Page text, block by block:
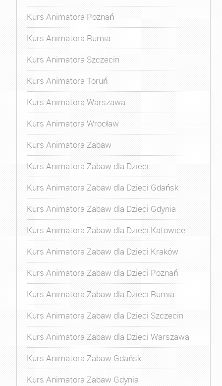
Kurs Animatora Poznań
Kurs Animatora Rumia
Kurs Animatora Szczecin
Kurs Animatora Toruń
Kurs Animatora Warszawa
Kurs Animatora Wrocław
Kurs Animatora Zabaw
Kurs Animatora Zabaw dla Dzieci
Kurs Animatora Zabaw dla Dzieci Gdańsk
Kurs Animatora Zabaw dla Dzieci Gdynia
Kurs Animatora Zabaw dla Dzieci Katowice
Kurs Animatora Zabaw dla Dzieci Kraków
Kurs Animatora Zabaw dla Dzieci Poznań
Kurs Animatora Zabaw dla Dzieci Rumia
Kurs Animatora Zabaw dla Dzieci Szczecin
Kurs Animatora Zabaw dla Dzieci Warszawa
Kurs Animatora Zabaw Gdańsk
Kurs Animatora Zabaw Gdynia